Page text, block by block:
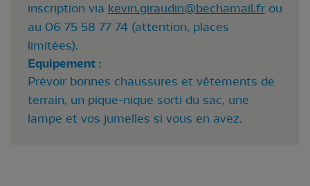
inscription via kevin.giraudin@bechamail.fr ou
au 06 75 58 77 74 (attention, places
limitées).
Equipement :
Prévoir bonnes chaussures et vêtements de
terrain, un pique-nique sorti du sac, une
lampe et vos jumelles si vous en avez.